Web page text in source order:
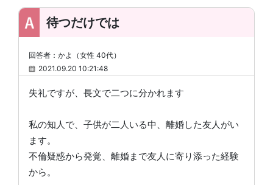
待つだけでは
回答者：かよ（女性 40代）
2021.09.20 10:21:48
失礼ですが、長文で二つに分かれます
私の知人で、子供が二人いる中、離婚した友人がい
ます。
不倫疑惑から発覚、離婚まで友人に寄り添った経験
から。